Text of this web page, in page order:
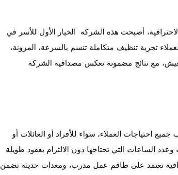
أصبحت هذه الشركه الخيار الأول للأسر في
تجربة تنظيف متكاملة تتسم بالسرعة، المرونة،
مع نتائج مضمونة تعكس مصداقية الشركة
احتياجات العملاء، سواء للأفراد أو العائلات أو
الساعات التي تحتاجها دون الالتزام بعقود طويلة
تعتمد على طاقم عمل مدرب، ومعدات حديثة تضمن